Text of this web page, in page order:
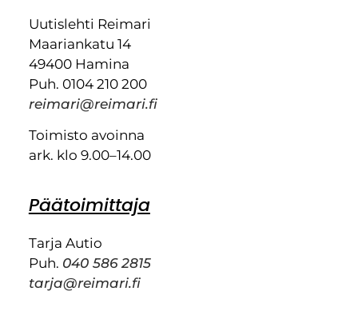
Uutislehti Reimari
Maariankatu 14
49400 Hamina
Puh. 0104 210 200
reimari@reimari.fi
Toimisto avoinna
ark. klo 9.00–14.00
Päätoimittaja
Tarja Autio
Puh. 040 586 2815
tarja@reimari.fi